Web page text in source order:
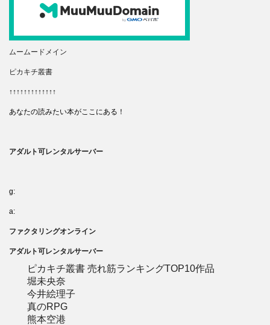
ムームードメイン
ピカキチ叢書
↑↑↑↑↑↑↑↑↑↑↑↑↑
あなたの読みたい本がここにある！
アダルト可レンタルサーバー
g:
a:
ファクタリングオンライン
アダルト可レンタルサーバー
ピカキチ叢書 売れ筋ランキングTOP10作品
堀未央奈
今井絵理子
真のRPG
熊本空港